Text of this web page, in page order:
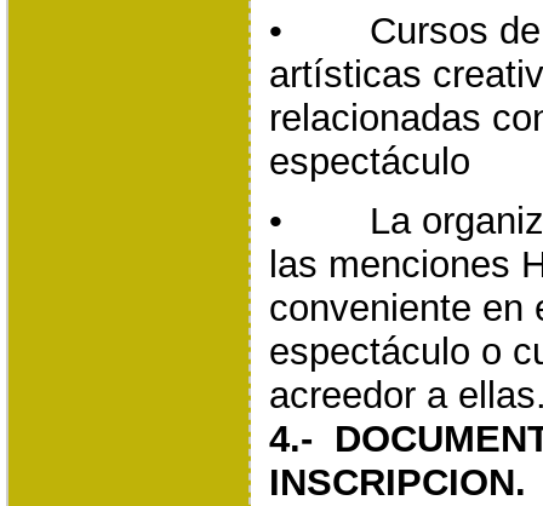
• Cursos de
artísticas
relacionadas
espectáculo
• La
las menciones
conveniente en
espectáculo o
acreedor a
4.-
INSCRIPCION.